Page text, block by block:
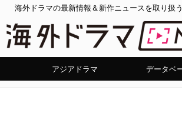
海外ドラマの最新情報＆新作ニュースを取り扱
アジアドラマ データベ